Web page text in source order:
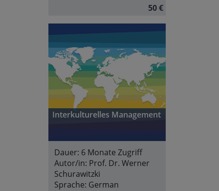
50 €
Interkulturelles Management
Dauer: 6 Monate Zugriff
Autor/in: Prof. Dr. Werner
Schurawitzki
Sprache: German